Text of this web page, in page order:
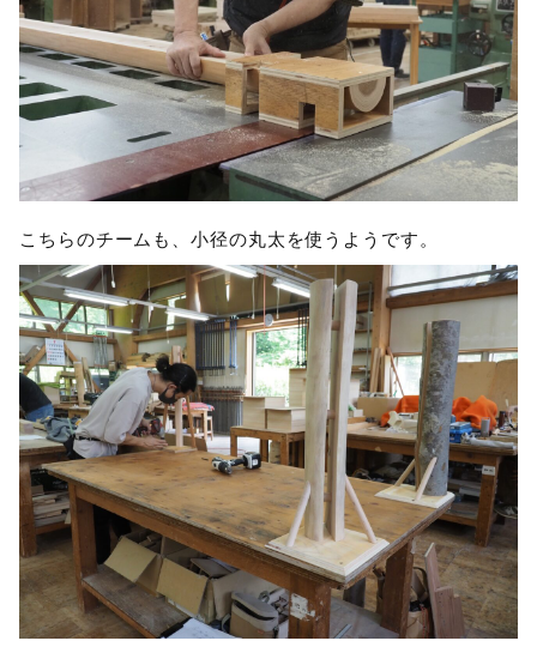
こちらのチームも、小径の丸太を使うようです。